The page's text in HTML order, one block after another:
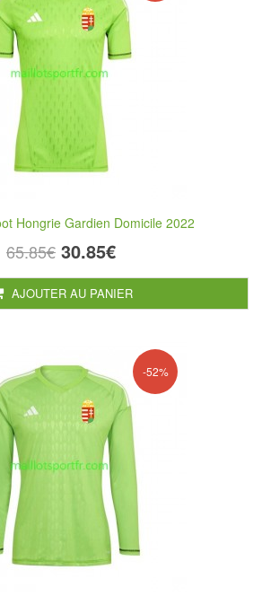
Hongrie Gardien Domicile 2022
65.85€ 30.85€
AJOUTER AU PANIER
-52%